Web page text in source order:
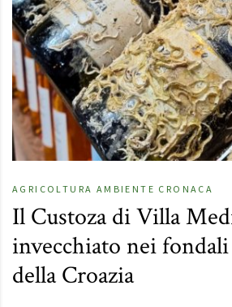
AGRICOLTURA AMBIENTE CRONACA
Il Custoza di Villa
invecchiato nei
della Croazia